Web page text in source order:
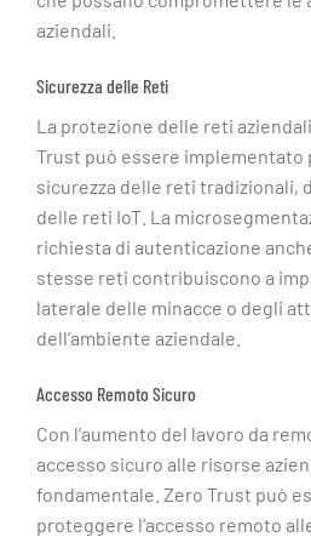
aziendali.
Sicurezza delle Reti
La protezione delle reti
Trust può essere implementato
sicurezza delle reti tradizionali,
delle reti IoT. La
richiesta di autenticazione
stesse reti contribuiscono a
laterale delle minacce o degli
dell’ambiente aziendale.
Accesso Remoto Sicuro
Con l’aumento del lavoro da
accesso sicuro alle risorse
fondamentale. Zero Trust può
proteggere l’accesso remoto